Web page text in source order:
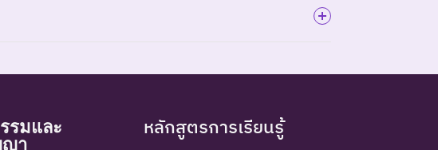
รมและ
า
หลักสูตรการเรียนรู้